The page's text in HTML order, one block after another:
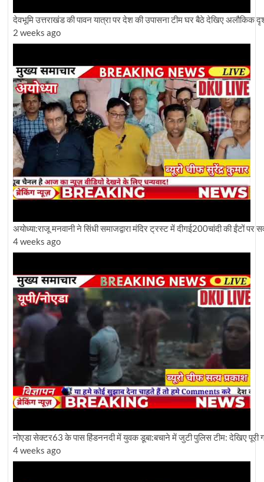
देवभूमि उत्तराखंड की पावन यात्रा पर देश की उपासना टीम घर बैठे देखिए अलौकिक
2 weeks ago
अयोध्या:राजू मनवानी ने सिंधी समाजद्वारा मंदिर ट्रस्ट में दीगई200चांदी की ईंटों पर
4 weeks ago
नोएडा सेक्टर63 के पास हिंडननदी में युवक डूबा:बचाने में जुटी पुलिस टीम: देखिए पूरी
4 weeks ago